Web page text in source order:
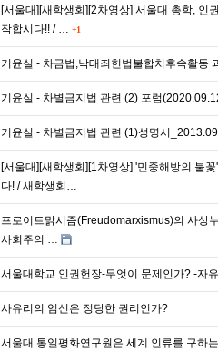
[서울대][새학생회][2차영상] 서울대 총학, 인
작합시다!! / … +1
기윤실 - 차금법,낙태죄헌법불합치후속활동
기윤실 - 차별금지법 관련 (2) 포럼
기윤실 - 차별금지법 관련 (1)성명서
[서울대][새학생회][1차영상] '민중해방의 불
다! / 새학생회…
프로이트맑시즘(Freudomarxismus)의 사상
사회주의 …
서울대학교 인권헌장-무엇이 문제인가? -자
사유리의 임신은 정당한 권리인가?
서울대 통일평화연구원은 세계 인류를 구하